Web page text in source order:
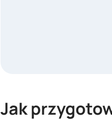
Jak